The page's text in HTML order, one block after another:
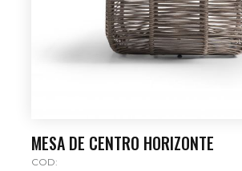
MESA DE CENTRO HORIZONTE
COD: